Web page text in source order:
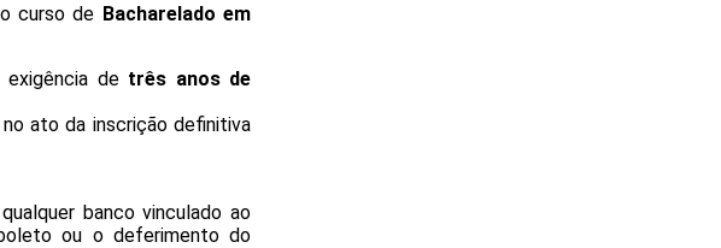
curso de Bacharelado em
de três anos de
no ato da inscrição definitiva
banco vinculado ao
ou o deferimento do